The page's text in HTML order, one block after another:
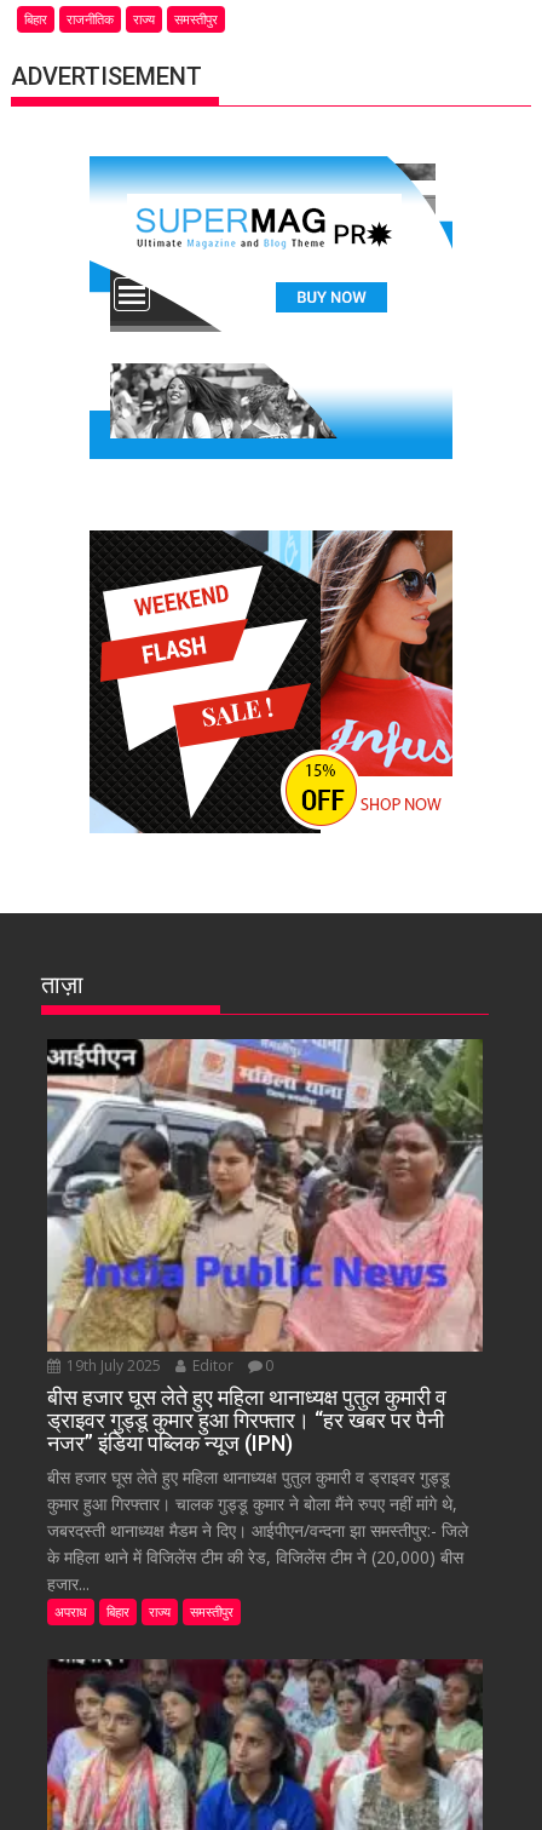
बिहार राजनीतिक राज्य समस्तीपुर
ADVERTISEMENT
ताज़ा
19th July 2025 Editor 0
बीस हजार घूस लेते हुए महिला थानाध्यक्ष पुतुल कुमारी व
ड्राइवर गुड्डू कुमार हुआ गिरफ्तार। “हर खबर पर पैनी
नजर” इंडिया पब्लिक न्यूज (IPN)
बीस हजार घूस लेते हुए महिला थानाध्यक्ष पुतुल कुमारी व ड्राइवर गुड्डू
कुमार हुआ गिरफ्तार। चालक गुड्डू कुमार ने बोला मैंने रुपए नहीं मांगे थे,
जबरदस्ती थानाध्यक्ष मैडम ने दिए। आईपीएन/वन्दना झा समस्तीपुर:- जिले
के महिला थाने में विजिलेंस टीम की रेड, विजिलेंस टीम ने (20,000) बीस
हजार...
अपराध बिहार राज्य समस्तीपुर